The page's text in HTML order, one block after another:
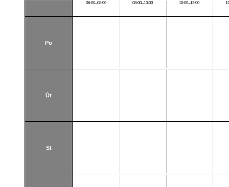
06:00–08:00 08:00–10:00 10:00–12:00
Po
Út
St